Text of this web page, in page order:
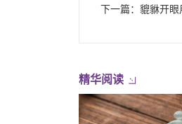
下一篇： 貔貅开眼
精华阅读